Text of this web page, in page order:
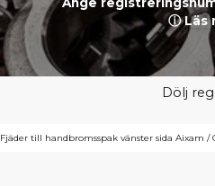
ⓘ Läs
Dölj
Fjäder till handbromsspak vänster sida Aixam /